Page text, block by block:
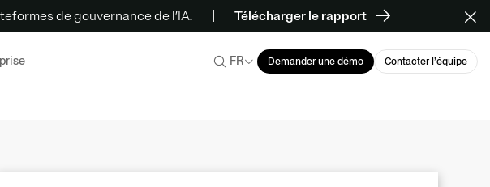
de gouvernance de l’IA. Télécharger le rapport
FR Demander une démo Contacter l’équipe